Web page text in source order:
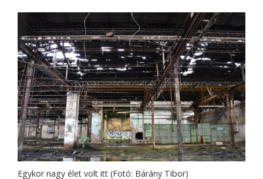
Egykor nagy élet volt itt (Fotó: Bárány Tibor)